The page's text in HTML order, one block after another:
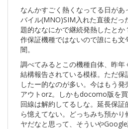
なんかすごく熱くなってる日が
バイル(MNO)SIM入れた直後だっ
題的ななにかで継続発熱したと
作保証機種ではないので誰にも文
闇。
調べてみるとこの機種自体、昨
結構報告されている模様。ただ保
したー的なのが多い。今はもう
アウトorz。しかもdocomo版を
回線は解約してるしな。延長保
ら憶えてない。どっちみち預か
ヤだなと思って、そういや